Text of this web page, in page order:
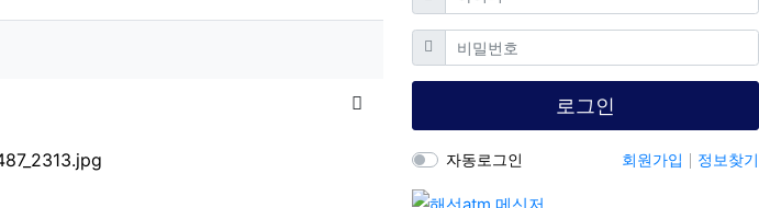
비밀번호필수
로그인
자동로그인 회원가입 정보찾기